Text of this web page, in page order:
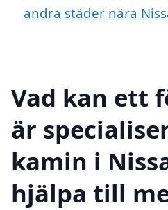
andra städer nära
Vad kan ett
är
kamin i
hjälpa till